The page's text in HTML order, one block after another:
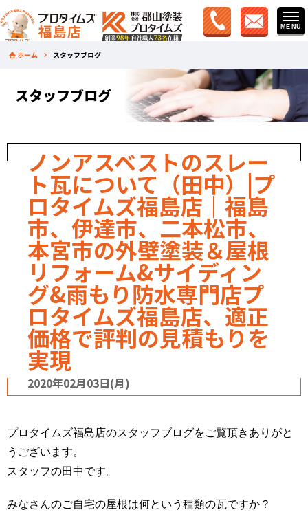
ホーム スタッフブログ
スタッフブログ
ノンアスベストのスレー
ト瓦について（田中）|プ
ロタイムズ福島店｜福島
市、伊達市、二本松市、
本宮市の外壁塗装＆屋根
リフォーム&サイディン
グ&雨もり防水専門店プ
ロタイムズ福島店、適正
価格で評判の見積もりを
実現
2020年02月03日(月)
プロタイムズ福島店のスタッフブログをご覧頂きありがと
うございます。
スタッフの田中です。
みなさんのご自宅の屋根は何という種類の瓦ですか？